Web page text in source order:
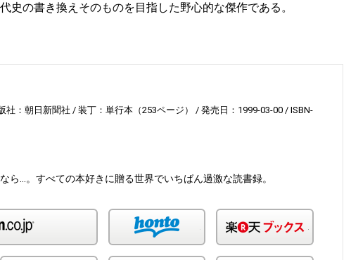
史の書き換えそのものを目指した野心的な傑作である。
社：朝日新聞社 装丁：単行本（253ページ） 発売日：1999-03-00
ISBN-
ら…。すべての本好きに贈る世界でいちばん過激な読書録。
honto